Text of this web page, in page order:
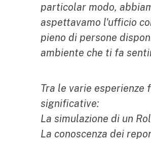
particolar modo,
aspettavamo l'ufficio
pieno di persone
ambiente che ti fa
Tra le varie
significative:
La simulazione di un
La conoscenza dei